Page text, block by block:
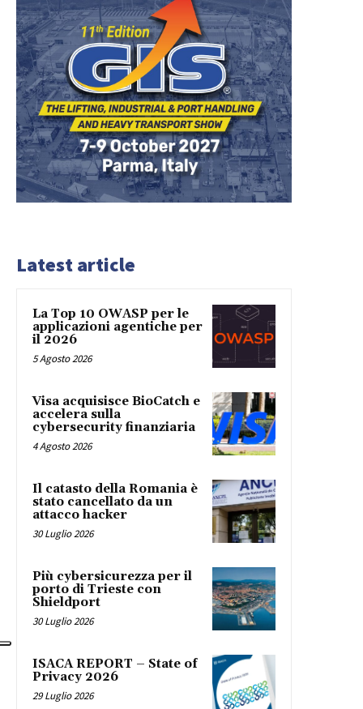
Latest article
La Top 10 OWASP per le
applicazioni agentiche per
il 2026
5 Agosto 2026
Visa acquisisce BioCatch e
accelera sulla
cybersecurity finanziaria
4 Agosto 2026
Il catasto della Romania è
stato cancellato da un
attacco hacker
30 Luglio 2026
Più cybersicurezza per il
porto di Trieste con
Shieldport
30 Luglio 2026
ISACA REPORT – State of
Privacy 2026
29 Luglio 2026